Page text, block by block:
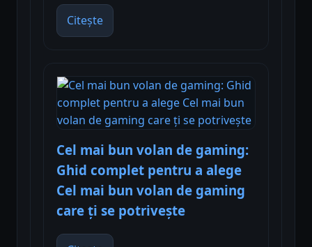
Citește
Cel mai bun volan de gaming:
Ghid complet pentru a alege
Cel mai bun volan de gaming
care ți se potrivește